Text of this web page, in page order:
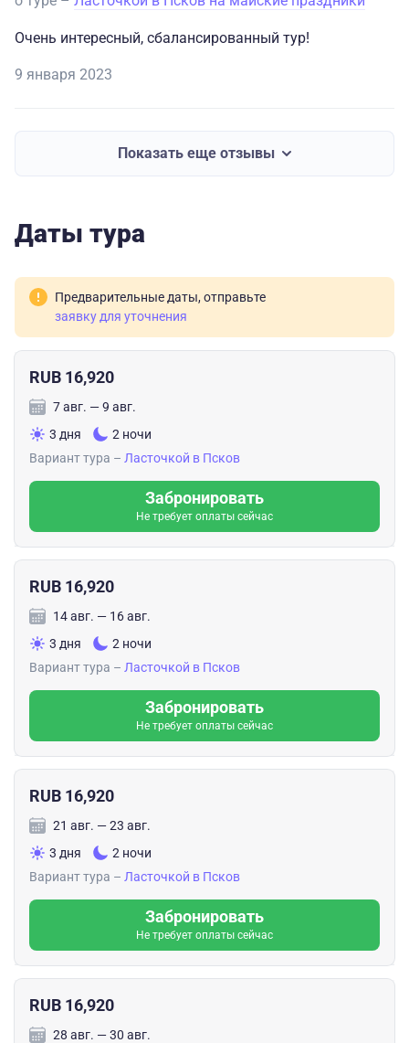
Очень интересный, сбалансированный тур!
9 января 2023
Показать еще отзывы
Даты тура
Предварительные даты, отправьте
заявку для уточнения
RUB 16,920
7 авг. — 9 авг.
3 дня
2 ночи
Вариант тура – Ласточкой в Псков
Забронировать
Не требует оплаты сейчас
RUB 16,920
14 авг. — 16 авг.
3 дня
2 ночи
Вариант тура – Ласточкой в Псков
Забронировать
Не требует оплаты сейчас
RUB 16,920
21 авг. — 23 авг.
3 дня
2 ночи
Вариант тура – Ласточкой в Псков
Забронировать
Не требует оплаты сейчас
RUB 16,920
28 авг. — 30 авг.